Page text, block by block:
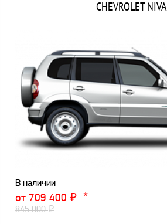
CHEVROLET NIVA
В наличии
от 709 400 ₽
845 000₽